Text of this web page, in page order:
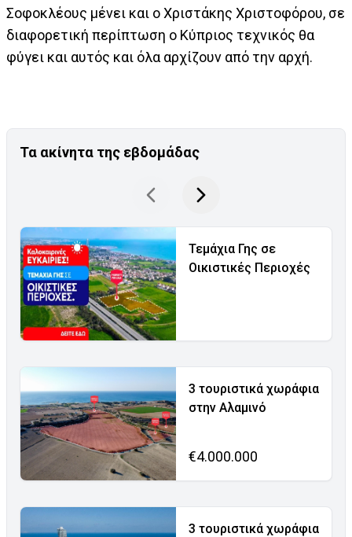
Σοφοκλέους μένει και ο Χριστάκης Χριστοφόρου, σε
διαφορετική περίπτωση ο Κύπριος τεχνικός θα
φύγει και αυτός και όλα αρχίζουν από την αρχή.
Τα ακίνητα της εβδομάδας
Τεμάχια Γης σε
Οικιστικές Περιοχές
3 τουριστικά χωράφια
στην Αλαμινό
€4.000.000
3 τουριστικά χωράφια